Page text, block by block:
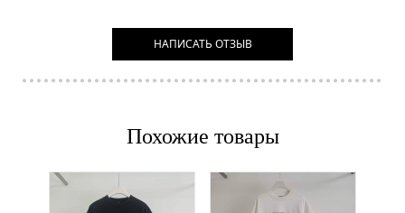
НАПИСАТЬ ОТЗЫВ
Похожие товары